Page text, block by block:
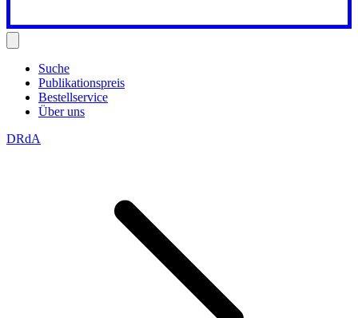
Suche
Publikationspreis
Bestellservice
Über uns
DRdA